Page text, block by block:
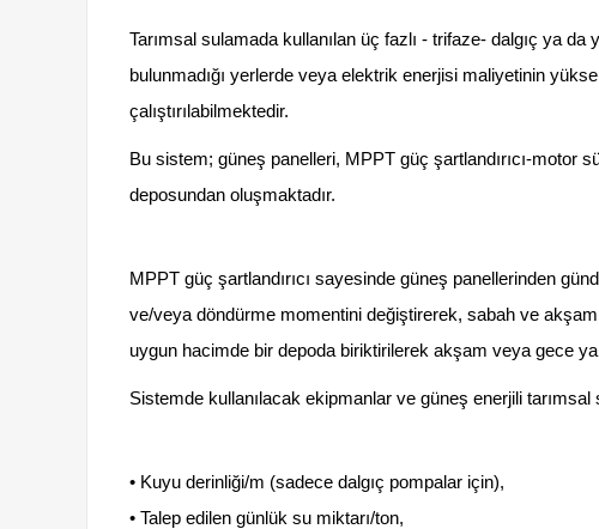
Tarımsal sulamada kullanılan üç fazlı - trifaze- dalgıç ya
bulunmadığı yerlerde veya elektrik enerjisi maliyetinin
çalıştırılabilmektedir.
Bu sistem; güneş panelleri, MPPT güç şartlandırıcı-motor
deposundan oluşmaktadır.
MPPT güç şartlandırıcı sayesinde güneş panellerinden
ve/veya döndürme momentini değiştirerek, sabah ve
uygun hacimde bir depoda biriktirilerek akşam veya gece
Sistemde kullanılacak ekipmanlar ve güneş enerjili
• Kuyu derinliği/m (sadece dalgıç pompalar için),
• Talep edilen günlük su miktarı/ton,